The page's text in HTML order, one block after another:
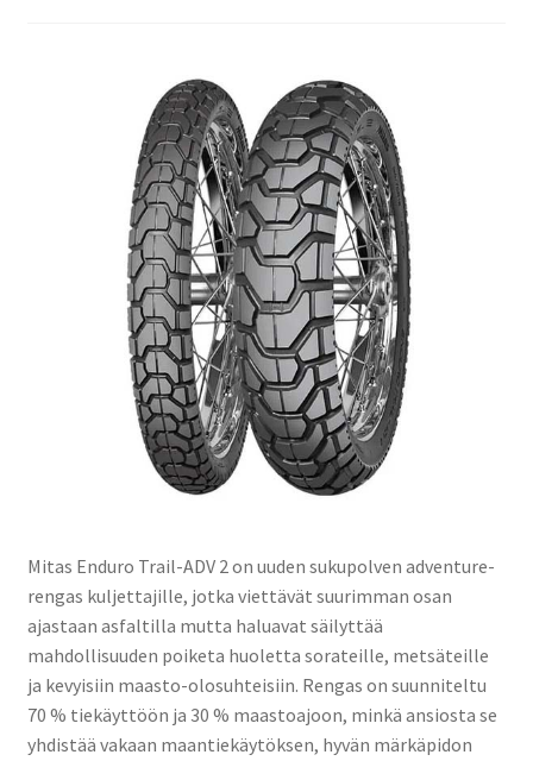
Mitas Enduro Trail-ADV 2 on uuden sukupolven adventure-
rengas kuljettajille, jotka viettävät suurimman osan
ajastaan asfaltilla mutta haluavat säilyttää
mahdollisuuden poiketa huoletta sorateille, metsäteille
ja kevyisiin maasto-olosuhteisiin. Rengas on suunniteltu
70 % tiekäyttöön ja 30 % maastoajoon, minkä ansiosta se
yhdistää vakaan maantiekäytöksen, hyvän märkäpidon